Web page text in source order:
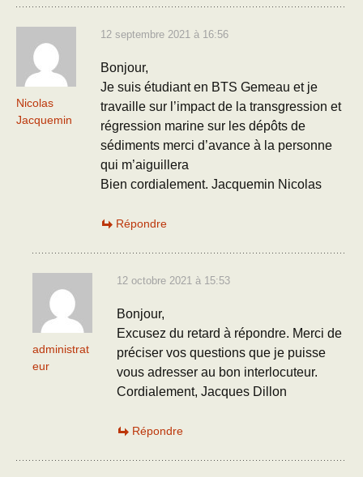
Nicolas
Jacquemin
12 septembre 2021 à 16:56
Bonjour,
Je suis étudiant en BTS Gemeau et je
travaille sur l’impact de la transgression et
régression marine sur les dépôts de
sédiments merci d’avance à la personne
qui m’aiguillera
Bien cordialement. Jacquemin Nicolas
Répondre
administrat
eur
12 octobre 2021 à 15:53
Bonjour,
Excusez du retard à répondre. Merci de
préciser vos questions que je puisse
vous adresser au bon interlocuteur.
Cordialement, Jacques Dillon
Répondre